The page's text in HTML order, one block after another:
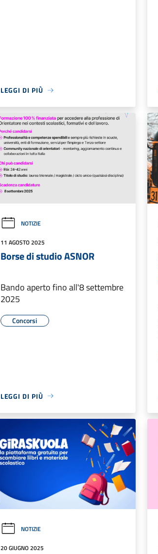
LEGGI DI PIÙ
NOTIZIE
11 AGOSTO 2025
Borse di studio ASNOR
Bando aperto fino all'8 settembre
2025
Concorsi
LEGGI DI PIÙ
NOTIZIE
20 GIUGNO 2025